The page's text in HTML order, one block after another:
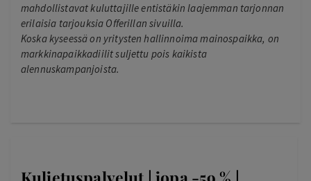
mahdollistavat kuluttajille entistäkin laajemman tarjonnan
erilaisia tarjouksia Offerillan sivuilla.
Koska kyseessä on yritysten hallinnoima mainospaikka, on
markkinapaikkadiilit suljettu pois kaikista
alennuskampanjoista.